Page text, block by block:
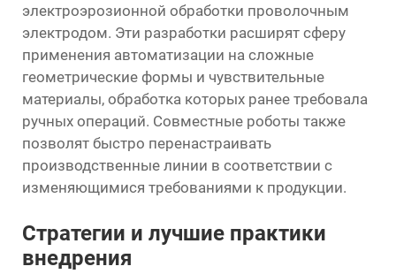
электроэрозионной обработки проволочным
электродом. Эти разработки расширят сферу
применения автоматизации на сложные
геометрические формы и чувствительные
материалы, обработка которых ранее требовала
ручных операций. Совместные роботы также
позволят быстро перенастраивать
производственные линии в соответствии с
изменяющимися требованиями к продукции.
Стратегии и лучшие практики
внедрения